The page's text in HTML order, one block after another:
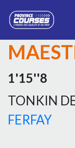
1'15''8
TONKIN
FERFAY